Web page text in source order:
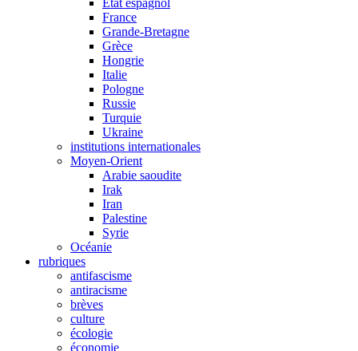
Etat espagnol
France
Grande-Bretagne
Grèce
Hongrie
Italie
Pologne
Russie
Turquie
Ukraine
institutions internationales
Moyen-Orient
Arabie saoudite
Irak
Iran
Palestine
Syrie
Océanie
rubriques
antifascisme
antiracisme
brèves
culture
écologie
économie